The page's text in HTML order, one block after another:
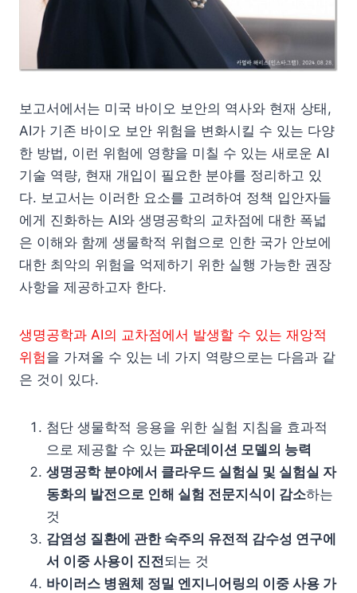
보고서에서는 미국 바이오 보안의 역사와 현재 상태,
AI가 기존 바이오 보안 위험을 변화시킬 수 있는 다양
한 방법, 이런 위험에 영향을 미칠 수 있는 새로운 AI
기술 역량, 현재 개입이 필요한 분야를 정리하고 있
다. 보고서는 이러한 요소를 고려하여 정책 입안자들
에게 진화하는 AI와 생명공학의 교차점에 대한 폭넓
은 이해와 함께 생물학적 위협으로 인한 국가 안보에
대한 최악의 위험을 억제하기 위한 실행 가능한 권장
사항을 제공하고자 한다.
생명공학과 AI의 교차점에서 발생할 수 있는 재앙적
위험을 가져올 수 있는 네 가지 역량으로는 다음과 같
은 것이 있다.
첨단 생물학적 응용을 위한 실험 지침을 효과적
으로 제공할 수 있는 파운데이션 모델의 능력
생명공학 분야에서 클라우드 실험실 및 실험실 자
동화의 발전으로 인해 실험 전문지식이 감소하는
것
감염성 질환에 관한 숙주의 유전적 감수성 연구에
서 이중 사용이 진전되는 것
바이러스 병원체 정밀 엔지니어링의 이중 사용 가